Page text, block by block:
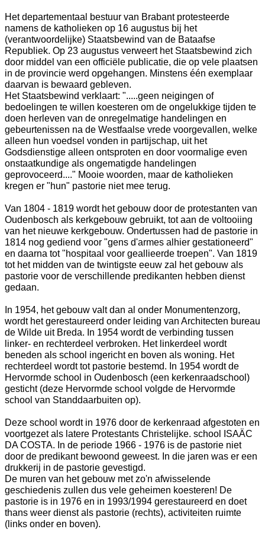
Het departementaal bestuur van Brabant protesteerde
namens de katholieken op 16 augustus bij het
(verantwoordelijke) Staatsbewind van de Bataafse
Republiek. Op 23 augustus verweert het Staatsbewind zich
door middel van een officiële publicatie, die op vele plaatsen
in de provincie werd opgehangen. Minstens één exemplaar
daarvan is bewaard gebleven.
Het Staatsbewind verklaart: ".....geen neigingen of
bedoelingen te willen koesteren om de ongelukkige tijden te
doen herleven van de onregelmatige handelingen en
gebeurtenissen na de Westfaalse vrede voorgevallen, welke
alleen hun voedsel vonden in partijschap, uit het
Godsdienstige alleen ontsproten en door voormalige even
onstaatkundige als ongematigde handelingen
geprovoceerd...." Mooie woorden, maar de katholieken
kregen er "hun" pastorie niet mee terug.
Van 1804 - 1819 wordt het gebouw door de protestanten van
Oudenbosch als kerkgebouw gebruikt, tot aan de voltooiing
van het nieuwe kerkgebouw. Ondertussen had de pastorie in
1814 nog gediend voor "gens d'armes alhier gestationeerd"
en daarna tot "hospitaal voor geallieerde troepen". Van 1819
tot het midden van de twintigste eeuw zal het gebouw als
pastorie voor de verschillende predikanten hebben dienst
gedaan.
In 1954, het gebouw valt dan al onder Monumentenzorg,
wordt het gerestaureerd onder leiding van Architecten bureau
de Wilde uit Breda. In 1954 wordt de verbinding tussen
linker- en rechterdeel verbroken. Het linkerdeel wordt
beneden als school ingericht en boven als woning. Het
rechterdeel wordt tot pastorie bestemd. In 1954 wordt de
Hervormde school in Oudenbosch (een kerkenraadschool)
gesticht (deze Hervormde school volgde de Hervormde
school van Standdaarbuiten op).
Deze school wordt in 1976 door de kerkenraad afgestoten en
voortgezet als latere Protestants Christelijke. school ISAÄC
DA COSTA. In de periode 1966 - 1976 is de pastorie niet
door de predikant bewoond geweest. In die jaren was er een
drukkerij in de pastorie gevestigd.
De muren van het gebouw met zo'n afwisselende
geschiedenis zullen dus vele geheimen koesteren! De
pastorie is in 1976 en in 1993/1994 gerestaureerd en doet
thans weer dienst als pastorie (rechts), activiteiten ruimte
(links onder en boven).